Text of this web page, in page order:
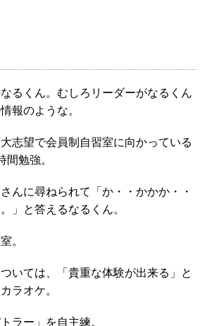
るくん。むしろリーダーがなるくん
報のような。
志望で会員制自習室に向かっている
間勉強。
んに尋ねられて「か・・かかか・・
」と答えるなるくん。
。
いては、「貴重な体験が出来る」と
ラオケ。
ラー」を自主練。